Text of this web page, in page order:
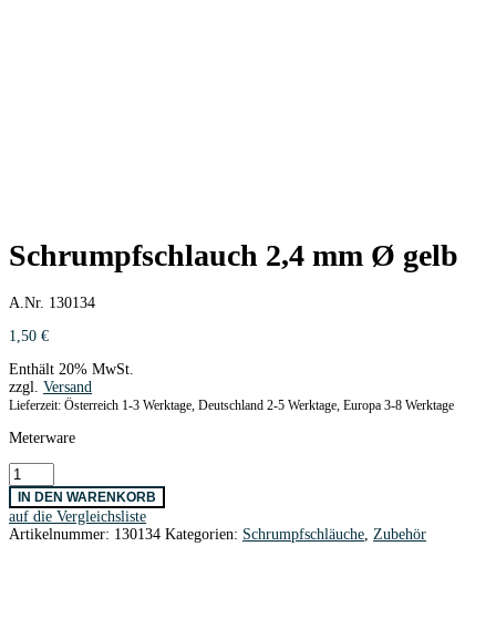
Schrumpfschlauch 2,4 mm Ø gelb
A.Nr. 130134
1,50 €
Enthält 20% MwSt.
zzgl. Versand
Lieferzeit: Österreich 1-3 Werktage, Deutschland 2-5 Werktage, Europa 3-8 Werktage
Meterware
Schrumpfschlauch
2,4
mm
Ø
gelb
IN DEN WARENKORB
auf die Vergleichsliste
Artikelnummer: 130134 Kategorien: Schrumpfschläuche Zubehör